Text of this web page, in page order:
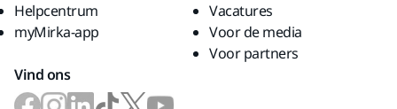
Helpcentrum
myMirka-app
Vacatures
Voor de media
Voor partners
Vind ons